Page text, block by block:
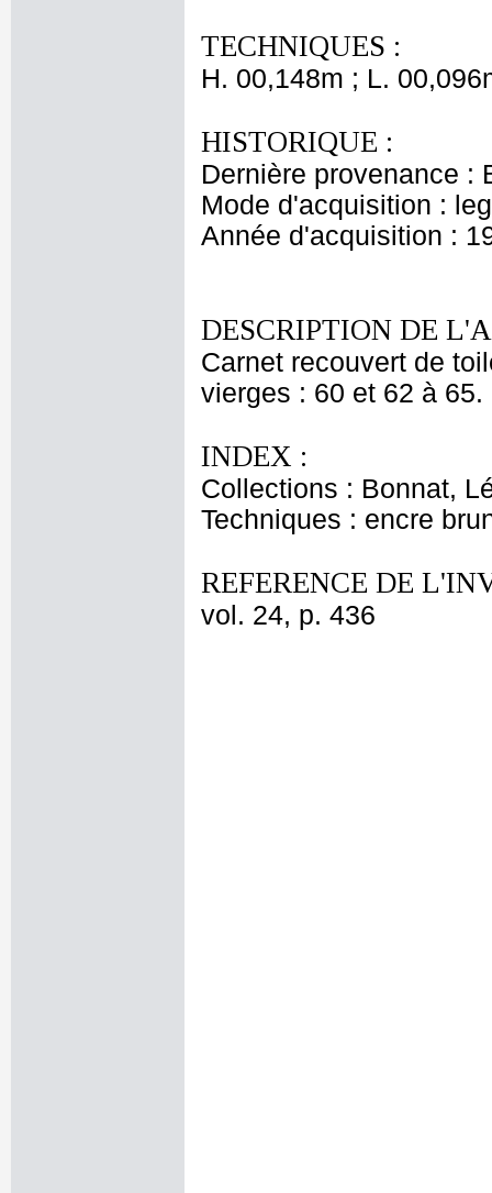
TECHNIQUES :
H. 00,148m ; L.
HISTORIQUE :
Dernière provenance :
Mode d'acquisition :
Année d'acquisition :
DESCRIPTION DE
Carnet recouvert de
vierges : 60 et 62 à
INDEX :
Collections : Bonnat,
Techniques : encre
REFERENCE DE
vol. 24, p. 436